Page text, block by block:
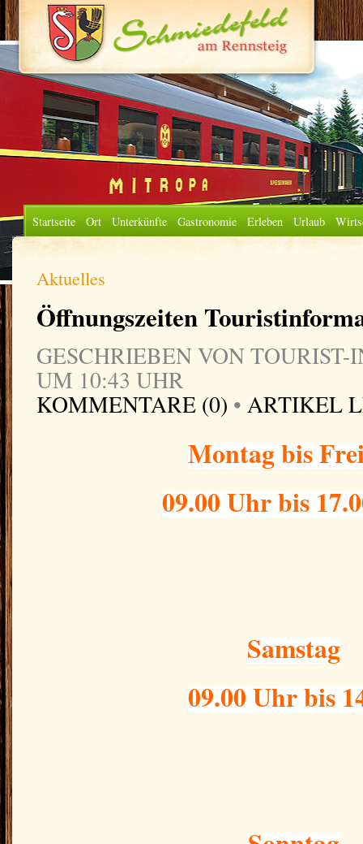
Startseite Ort Unterkünfte Gastronomie Erleben Urlaub
Aktuelles
Öffnungszeiten
GESCHRIEBEN VON TOURIST-
UM 10:43 UHR
KOMMENTARE (0) • ARTIKEL
Montag bis
09.00 Uhr bis
Samstag
09.00 Uhr bis